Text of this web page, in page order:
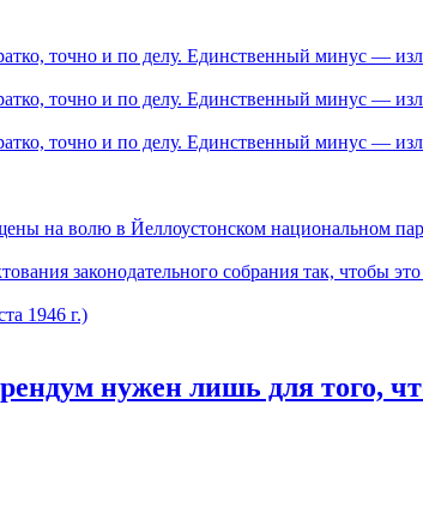
точно и по делу. Единственный минус —
точно и по делу. Единственный минус —
точно и по делу. Единственный минус —
на волю в Йеллоустонском национальном
законодательного собрания так,
1946 г.)
нужен лишь для